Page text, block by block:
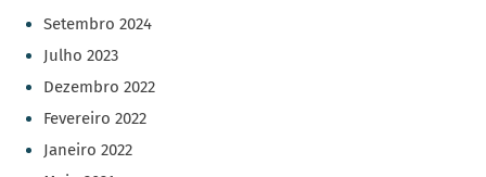
Setembro 2024
Julho 2023
Dezembro 2022
Fevereiro 2022
Janeiro 2022